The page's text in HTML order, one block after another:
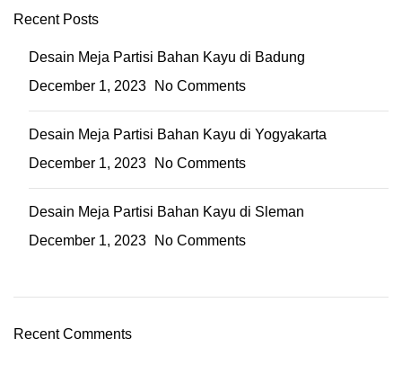
Recent Posts
Desain Meja Partisi Bahan Kayu di Badung
December 1, 2023
No Comments
Desain Meja Partisi Bahan Kayu di Yogyakarta
December 1, 2023
No Comments
Desain Meja Partisi Bahan Kayu di Sleman
December 1, 2023
No Comments
Recent Comments